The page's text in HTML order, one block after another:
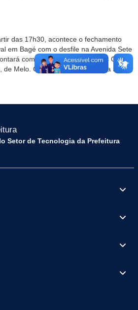
das 17h30, acontece o fechamento
em Bagé com o desfile na Avenida Sete
com a presença dos grupos Grillos
de Melo. O grupo uruguaio trará a Bagé
Setor de Tecnologia da Prefeitura